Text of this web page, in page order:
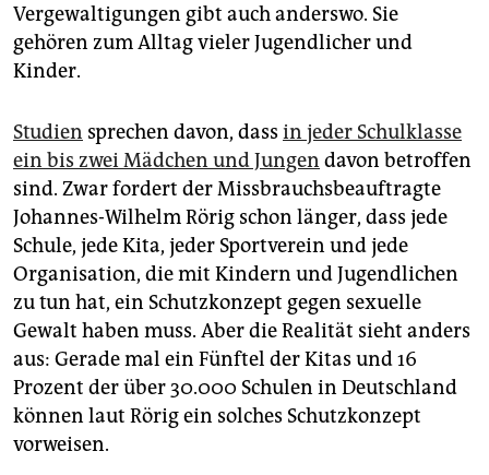
Vergewaltigungen gibt auch anderswo. Sie
gehören zum Alltag vieler Jugendlicher und
Kinder.
Studien sprechen davon, dass in jeder Schulklasse
ein bis zwei Mädchen und Jungen davon betroffen
sind. Zwar fordert der Missbrauchsbeauftragte
Johannes-Wilhelm Rörig schon länger, dass jede
Schule, jede Kita, jeder Sportverein und jede
Organisation, die mit Kindern und Jugendlichen
zu tun hat, ein Schutzkonzept gegen sexuelle
Gewalt haben muss. Aber die Realität sieht anders
aus: Gerade mal ein Fünftel der Kitas und 16
Prozent der über 30.000 Schulen in Deutschland
können laut Rörig ein solches Schutzkonzept
vorweisen.